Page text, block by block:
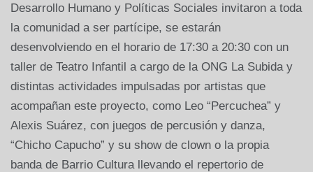
Desarrollo Humano y Políticas Sociales invitaron a toda
la comunidad a ser partícipe, se estarán
desenvolviendo en el horario de 17:30 a 20:30 con un
taller de Teatro Infantil a cargo de la ONG La Subida y
distintas actividades impulsadas por artistas que
acompañan este proyecto, como Leo “Percuchea” y
Alexis Suárez, con juegos de percusión y danza,
“Chicho Capucho” y su show de clown o la propia
banda de Barrio Cultura llevando el repertorio de